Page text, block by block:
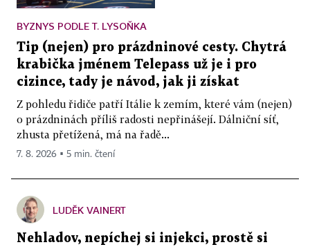
BYZNYS PODLE T. LYSOŇKA
Tip (nejen) pro prázdninové cesty. Chytrá
krabička jménem Telepass už je i pro
cizince, tady je návod, jak ji získat
Z pohledu řidiče patří Itálie k zemím, které vám (nejen)
o prázdninách příliš radosti nepřinášejí. Dálniční síť,
zhusta přetížená, má na řadě...
7. 8. 2026 ▪ 5 min. čtení
LUDĚK VAINERT
Nehladov, nepíchej si injekci, prostě si